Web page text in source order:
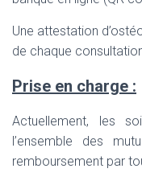
Une attestation
de chaque
Prise en charge :
Actuellement, les
l’ensemble des
remboursement par